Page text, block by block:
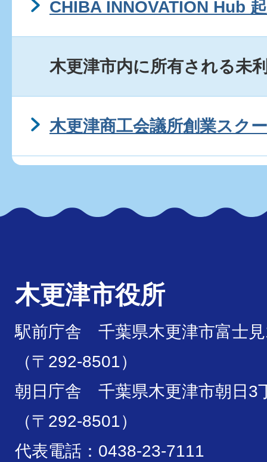
CHIBA INNOVATION Hub
木更津市内に所有される未
木更津商工会議所創業スク
木更津市役所
駅前庁舎 千葉県木更津市富士
（〒292-8501）
朝日庁舎 千葉県木更津市朝日3
（〒292-8501）
代表電話：0438-23-7111